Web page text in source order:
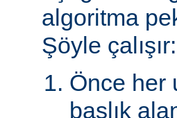
algoritma
Şöyle çalışır:
Önce her
başlık